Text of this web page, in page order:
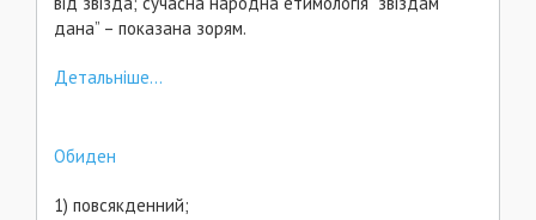
дана” – показана зорям.
Детальніше...
Обиден
1) повсякденний;